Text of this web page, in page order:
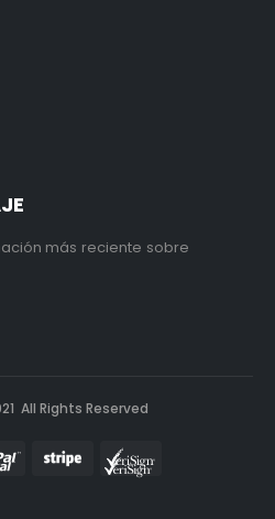
más reciente sobre
All Rights Reserved